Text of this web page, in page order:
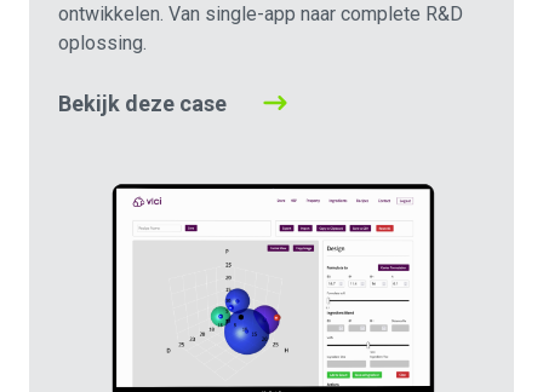
ontwikkelen. Van single-app naar complete R&D
oplossing.
Bekijk deze case